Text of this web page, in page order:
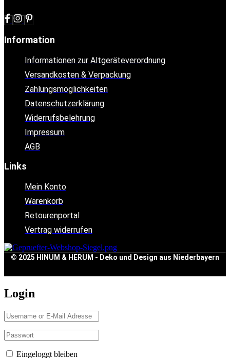
Information
Informationen zur Altgeräteverordnung
Versandkosten & Verpackung
Zahlungsmöglichkeiten
Datenschutzerklärung
Widerrufsbelehrung
Impressum
AGB
Links
Mein Konto
Warenkorb
Retourenportal
Vertrag widerrufen
© 2025 HINUM & HERUM - Deko und Design aus Niederbayern
Login
Eingeloggt bleiben